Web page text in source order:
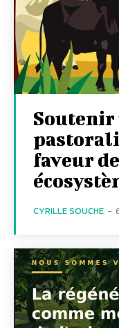
Soutenir
faveur
CYRILLE SOUCHE -